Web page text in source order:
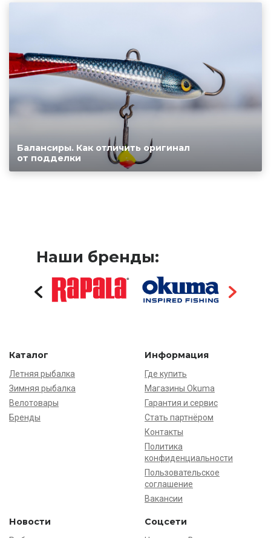
Балансиры. Как отличить оригинал
от подделки
Наши бренды:
Каталог
Летняя рыбалка
Зимняя рыбалка
Велотовары
Бренды
Информация
Где купить
Магазины Okuma
Гарантия и сервис
Стать партнёром
Контакты
Политика
конфиденциальности
Пользовательское
соглашение
Вакансии
Новости Соцсети